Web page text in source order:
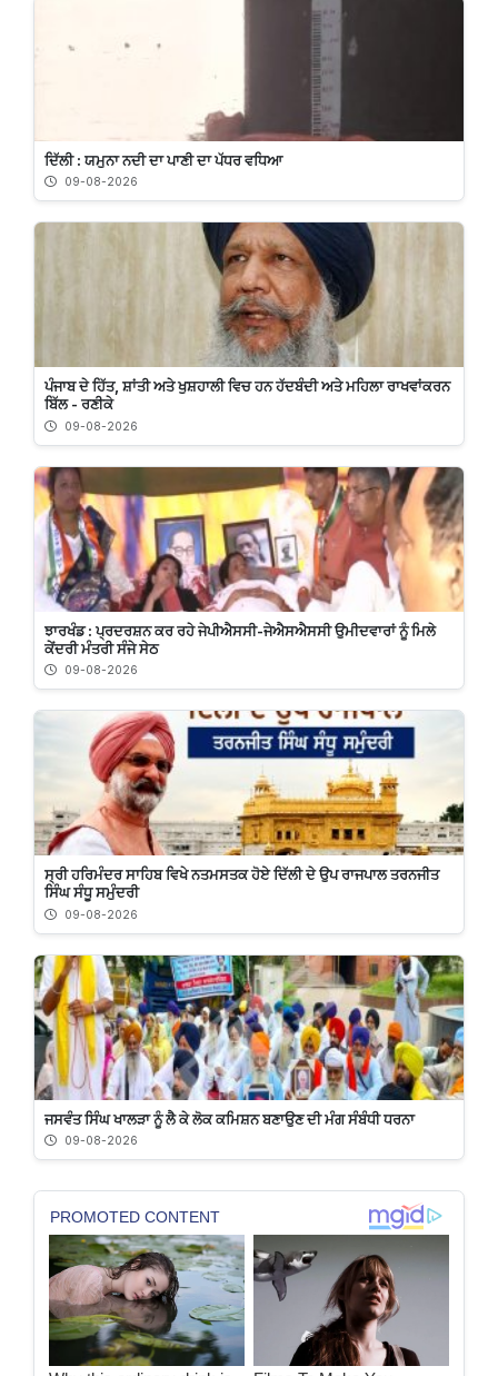
ਦਿੱਲੀ : ਯਮੁਨਾ ਨਦੀ ਦਾ ਪਾਣੀ ਦਾ ਪੱਧਰ ਵਧਿਆ
09-08-2026
ਪੰਜਾਬ ਦੇ ਹਿੱਤ, ਸ਼ਾਂਤੀ ਅਤੇ ਖੁਸ਼ਹਾਲੀ ਵਿਚ ਹਨ ਹੱਦਬੰਦੀ ਅਤੇ ਮਹਿਲਾ ਰਾਖਵਾਂਕਰਨ
ਬਿੱਲ - ਰਣੀਕੇ
09-08-2026
ਝਾਰਖੰਡ : ਪ੍ਰਦਰਸ਼ਨ ਕਰ ਰਹੇ ਜੇਪੀਐਸਸੀ-ਜੇਐਸਐਸਸੀ ਉਮੀਦਵਾਰਾਂ ਨੂੰ ਮਿਲੇ
ਕੇਂਦਰੀ ਮੰਤਰੀ ਸੰਜੇ ਸੇਠ
09-08-2026
ਸ੍ਰੀ ਹਰਿਮੰਦਰ ਸਾਹਿਬ ਵਿਖੇ ਨਤਮਸਤਕ ਹੋਏ ਦਿੱਲੀ ਦੇ ਉਪ ਰਾਜਪਾਲ ਤਰਨਜੀਤ
ਸਿੰਘ ਸੰਧੂ ਸਮੁੰਦਰੀ
09-08-2026
ਜਸਵੰਤ ਸਿੰਘ ਖਾਲੜਾ ਨੂੰ ਲੈ ਕੇ ਲੋਕ ਕਮਿਸ਼ਨ ਬਣਾਉਣ ਦੀ ਮੰਗ ਸੰਬੰਧੀ ਧਰਨਾ
09-08-2026